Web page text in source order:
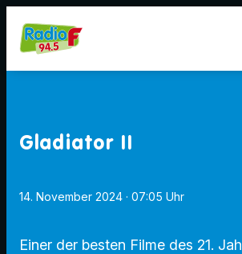
Gladiator II
14. November 2024 · 07:05 Uhr
Einer der besten Filme des 21.